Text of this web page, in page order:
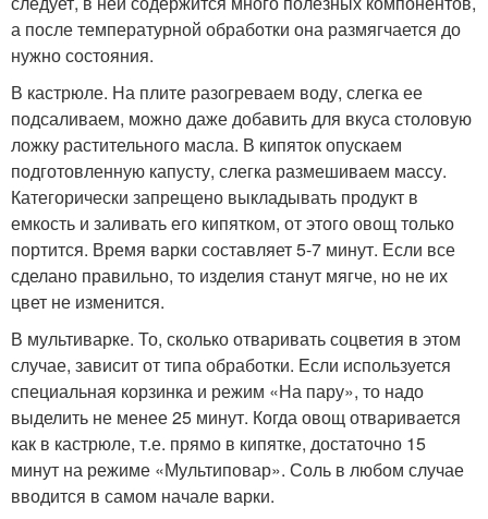
а после температурной обработки она размягчается до
нужно состояния.
В кастрюле. На плите разогреваем воду, слегка ее
подсаливаем, можно даже добавить для вкуса столовую
ложку растительного масла. В кипяток опускаем
подготовленную капусту, слегка размешиваем массу.
Категорически запрещено выкладывать продукт в
емкость и заливать его кипятком, от этого овощ только
портится. Время варки составляет 5-7 минут. Если все
сделано правильно, то изделия станут мягче, но не их
цвет не изменится.
В мультиварке. То, сколько отваривать соцветия в этом
случае, зависит от типа обработки. Если используется
специальная корзинка и режим «На пару», то надо
выделить не менее 25 минут. Когда овощ отваривается
как в кастрюле, т.е. прямо в кипятке, достаточно 15
минут на режиме «Мультиповар». Соль в любом случае
вводится в самом начале варки.